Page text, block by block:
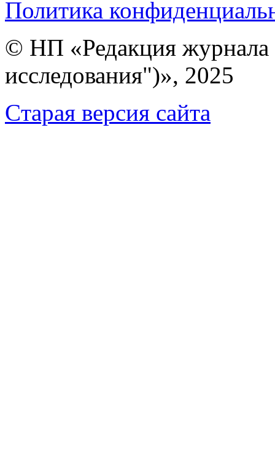
Политика
© НП «Редакция
исследования")», 2025
Cтарая версия сайта